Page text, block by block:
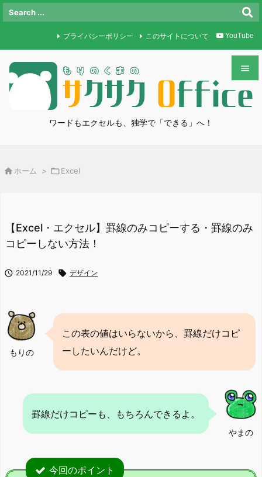
ワードもエクセルも、独学で「できる」へ！


メニュ
検索
プライバシーポリシー このサイトについて YouTube
 ホーム > Excel
【Excel・エクセル】罫線のみコピーする・罫線のみ
コピーしない方法！
 2021/11/29  デザイン
もりの
この表の値はいらないから、罫線だけコピ
ーしたいんだけど。
やまの
罫線だけコピーも、もちろんできるよ。
今回のポイント